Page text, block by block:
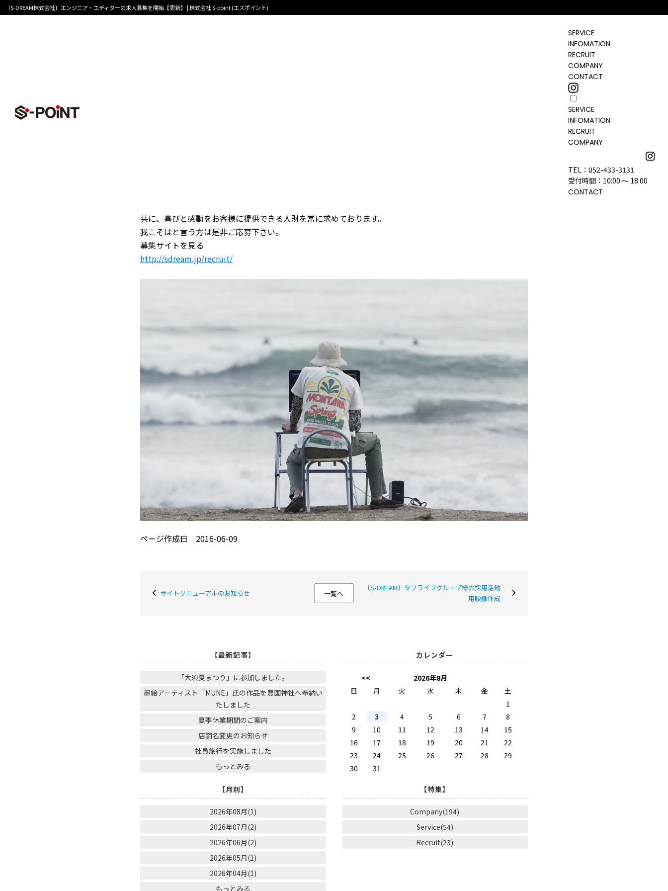
〔S-DREAM株式会社〕エンジニア・エディターの求人募集を開始【更新】 | 株式会社 S-point (エスポイント)
SERVICE
INFOMATION
RECRUIT
COMPANY
CONTACT
SERVICE
INFOMATION
RECRUIT
COMPANY
TEL：052-433-3131
受付時間：10:00 ～ 18:00
CONTACT
共に、喜びと感動をお客様に提供できる人財を常に求めております。
我こそはと言う方は是非ご応募下さい。
募集サイトを見る
http://sdream.jp/recruit/
ページ作成日 2016-06-09
サイトリニューアルのお知らせ 一覧へ
〔S-DREAM〕タフライフグループ様の採用活動
用映像作成
【最新記事】
「大須夏まつり」に参加しました。
墨絵アーティスト「MUNE」氏の作品を豊国神社へ奉納い
たしました
夏季休業期間のご案内
店舗名変更のお知らせ
社員旅行を実施しました
もっとみる
カレンダー
<<
2026年8月
日
月 火 水 木 金
土
1
2
3 4 5 6 7
8
9
10 11 12 13 14
15
16
17 18 19 20 21
22
23
24 25 26 27 28
29
30
31
【月別】
2026年08月(1)
2026年07月(2)
2026年06月(2)
2026年05月(1)
2026年04月(1)
もっとみる
【特集】
Company(194)
Service(54)
Recruit(23)